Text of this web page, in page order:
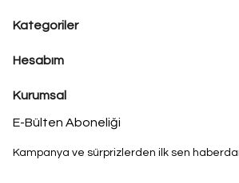
Kategoriler
Hesabım
Kurumsal
E-Bülten Aboneliği
Kampanya ve sürprizlerden ilk sen